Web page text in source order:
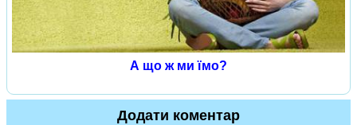
А що ж ми їмо?
Додати коментар